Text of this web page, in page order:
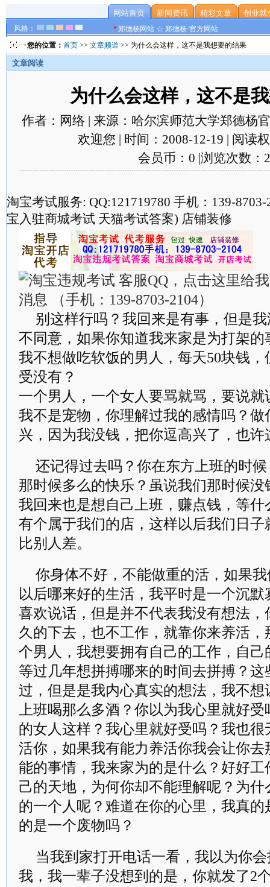
风格：
网站首页 新闻资讯 精彩文章 创业就
郑德杨网站 ☆ 郑德杨·官方网站
您的位置： 首页 >> 文章频道 >> 为什么会这样，这不是我想要的结果
文章阅读
为什么会这样，这不是
作者：网络 | 来源：哈尔滨师范大学郑德杨
欢迎您 | 时间：2008-12-19 | 阅读
会员币：0 |浏览次数：
淘宝考试服务: QQ:121719780 手机：139-
宝入驻商城考试 天猫考试答案) 店铺装修
别这样行吗？我回来是有事，但是
不同意，如果你知道我来家是为打架
我不想做吃软饭的男人，每天50块钱
受没有？
一个男人，一个女人要骂就骂，要说
我不是宠物，你理解过我的感情吗？
兴，因为我没钱，把你逗高兴了，也
还记得过去吗？你在东方上班的时
那时候多么的快乐？虽说我们那时候
我回来也是想自己上班，赚点钱，等
有个属于我们的店，这样以后我们日
比别人差。
你身体不好，不能做重的活，如果
以后哪来好的生活，我平时是一个沉
喜欢说话，但是并不代表我没有想法
久的下去，也不工作，就靠你来养活
个男人，我想要拥有自己的工作，自
等过几年想拼搏哪来的时间去拼搏？
过，但是是我内心真实的想法，我不
上班喝那么多酒？你以为我心里就好
的女人这样？我心里就好受吗？我也
活你，如果我有能力养活你我会让你
能的事情，我来家为的是什么？好好
己的天地，为何你却不能理解呢？为
的一个人呢？难道在你的心里，我真
的是一个废物吗？
当我到家打开电话一看，我以为你
我，我一辈子没想到的是，你就发了2